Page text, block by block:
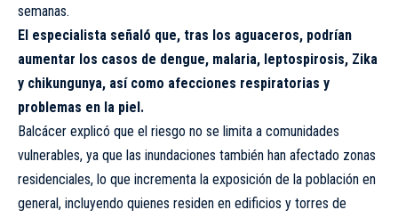
semanas.
El especialista señaló que, tras los aguaceros, podrían
aumentar los casos de dengue, malaria, leptospirosis, Zika
y chikungunya, así como afecciones respiratorias y
problemas en la piel.
Balcácer explicó que el riesgo no se limita a comunidades
vulnerables, ya que las inundaciones también han afectado zonas
residenciales, lo que incrementa la exposición de la población en
general, incluyendo quienes residen en edificios y torres de